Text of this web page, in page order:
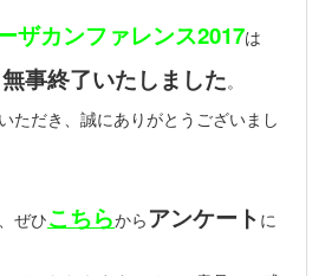
ザカンファレンス2017は
事終了いたしました。
ただき、誠にありがとうございまし
ぜひこちらから アンケート に